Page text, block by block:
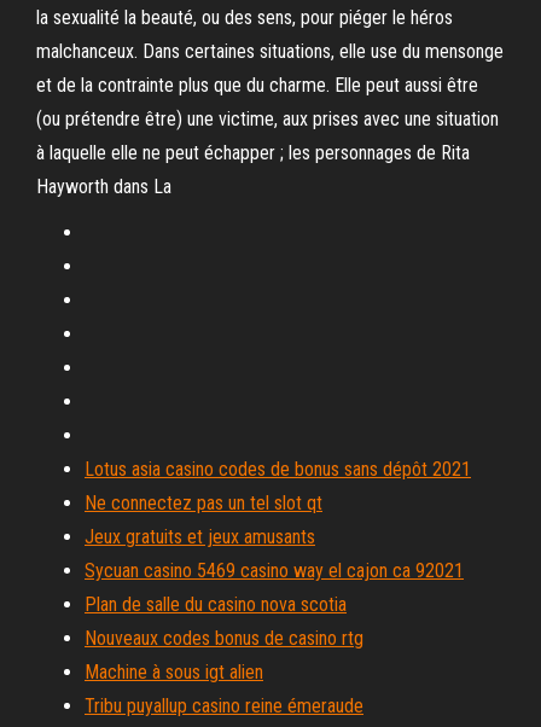
la sexualité la beauté, ou des sens, pour piéger le héros
malchanceux. Dans certaines situations, elle use du mensonge
et de la contrainte plus que du charme. Elle peut aussi être
(ou prétendre être) une victime, aux prises avec une situation
à laquelle elle ne peut échapper ; les personnages de Rita
Hayworth dans La
Lotus asia casino codes de bonus sans dépôt 2021
Ne connectez pas un tel slot qt
Jeux gratuits et jeux amusants
Sycuan casino 5469 casino way el cajon ca 92021
Plan de salle du casino nova scotia
Nouveaux codes bonus de casino rtg
Machine à sous igt alien
Tribu puyallup casino reine émeraude